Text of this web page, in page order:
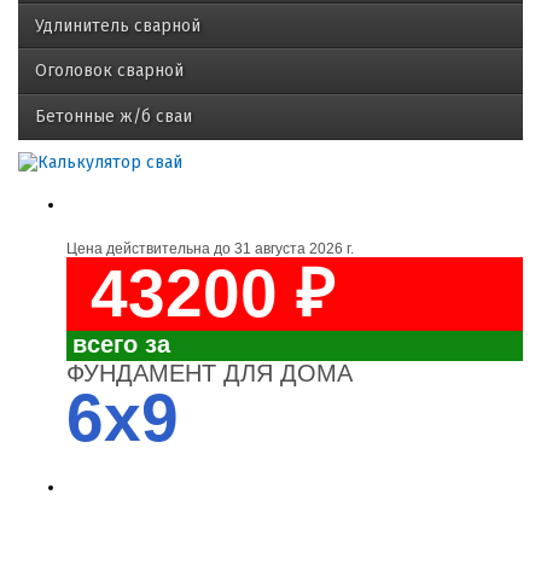
Удлинитель сварной
Оголовок сварной
Бетонные ж/б сваи
Цена действительна до 31 августа 2026 г.
43200 ₽
всего за
ФУНДАМЕНТ ДЛЯ ДОМА
6x9